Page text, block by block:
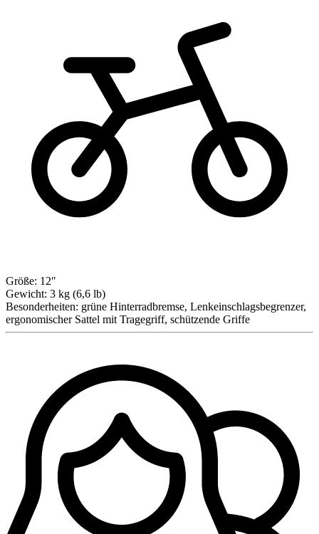
Größe: 12″
Gewicht: 3 kg (6,6 lb)
Besonderheiten: grüne Hinterradbremse, Lenkeinschlagsbegrenzer,
ergonomischer Sattel mit Tragegriff, schützende Griffe